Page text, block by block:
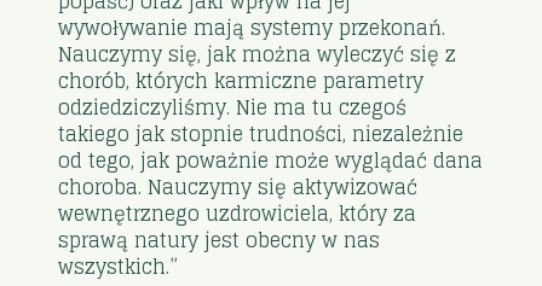
wywoływanie mają systemy przekonań.
Nauczymy się, jak można wyleczyć się z
chorób, których karmiczne parametry
odziedziczyliśmy. Nie ma tu czegoś
takiego jak stopnie trudności, niezależnie
od tego, jak poważnie może wyglądać dana
choroba. Nauczymy się aktywizować
wewnętrznego uzdrowiciela, który za
sprawą natury jest obecny w nas
wszystkich.”